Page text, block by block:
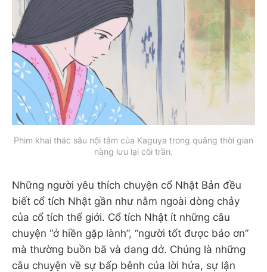
Phim khai thác sâu nội tâm của Kaguya trong quãng thời gian
nàng lưu lại cõi trần.
Những người yêu thích chuyện cổ Nhật Bản đều
biết cổ tích Nhật gần như nằm ngoài dòng chảy
của cổ tích thế giới. Cổ tích Nhật ít những câu
chuyện “ở hiền gặp lành”, “người tốt được báo ơn”
mà thường buồn bã và dang dở. Chúng là những
câu chuyện về sự bấp bênh của lời hứa, sự lận